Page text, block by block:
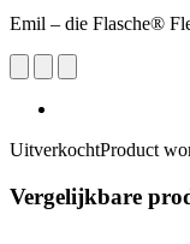
Emil – die Flasche®
UitverkochtProduct
Vergelijkbare